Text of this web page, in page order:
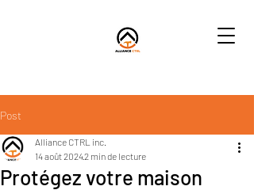
Post
Protégez votre maison
Alliance CTRL inc.
14 août 20242 min de lecture